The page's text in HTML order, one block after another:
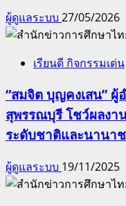
ผู้ดูแลระบบ 27/05/2026
เรียนดี กิจกรรมเด่น
“สมจิต บุญคงเสน” ผู้
สุพรรณบุรี โชว์ผลงา
ระดับชาติและนานา
ผู้ดูแลระบบ 19/11/2025